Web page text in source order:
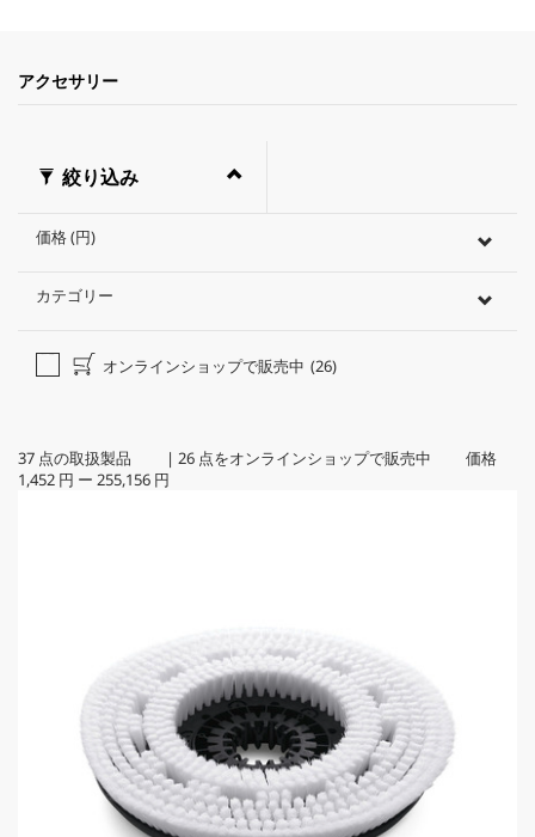
0
秒
アクセサリー
絞り込み
価格 (円)
カテゴリー
オンラインショップで販売中 (26)
37 点の取扱製品 | 26 点をオンラインショップで販売中 価格
1,452 円 ー 255,156 円